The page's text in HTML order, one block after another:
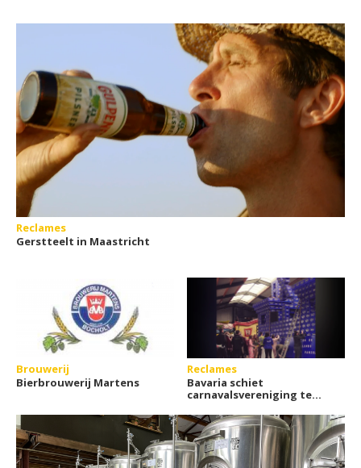
Reclames
Gerstteelt in Maastricht
Brouwerij
Bierbrouwerij Martens
Reclames
Bavaria schiet
carnavalsvereniging te